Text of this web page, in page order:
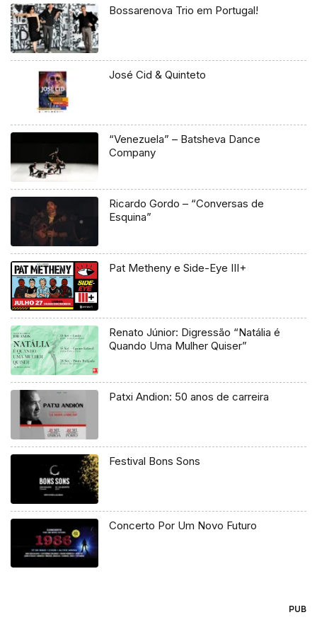
Bossarenova Trio em Portugal!
José Cid & Quinteto
“Venezuela” – Batsheva Dance
Company
Ricardo Gordo – “Conversas de
Esquina”
Pat Metheny e Side-Eye III+
Renato Júnior: Digressão “Natália é
Quando Uma Mulher Quiser”
Patxi Andion: 50 anos de carreira
Festival Bons Sons
Concerto Por Um Novo Futuro
PUB